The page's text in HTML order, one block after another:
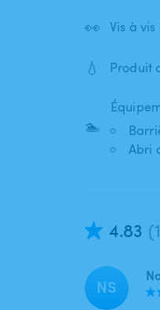
👀 Vis à
💧 Produit
🏊
Abri
4.83
NS